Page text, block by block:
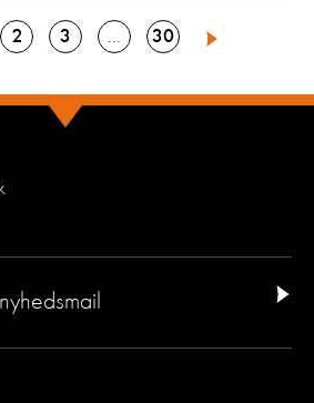
Next
Go
to
2
Go
to
3
Go
4
Go
to
30